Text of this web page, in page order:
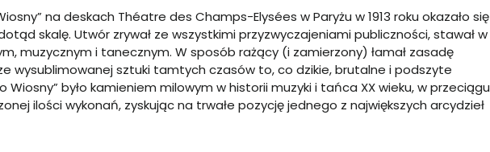
na deskach Théatre des Champs-Elysées w Paryżu w 1913 roku okazało się
skalę. Utwór zrywał ze wszystkimi przyzwyczajeniami publiczności, stawał w
muzycznym i tanecznym. W sposób rażący (i zamierzony) łamał zasadę
wysublimowanej sztuki tamtych czasów to, co dzikie, brutalne i podszyte
Wiosny” było kamieniem milowym w historii muzyki i tańca XX wieku, w przeciągu
ilości wykonań, zyskując na trwałe pozycję jednego z największych arcydzieł